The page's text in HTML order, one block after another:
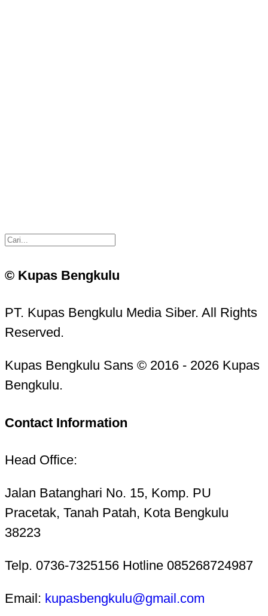
© Kupas Bengkulu
PT. Kupas Bengkulu Media Siber. All Rights
Reserved.
Kupas Bengkulu Sans © 2016 - 2026 Kupas
Bengkulu.
Contact Information
Head Office:
Jalan Batanghari No. 15, Komp. PU
Pracetak, Tanah Patah, Kota Bengkulu
38223
Telp. 0736-7325156 Hotline 085268724987
Email: kupasbengkulu@gmail.com